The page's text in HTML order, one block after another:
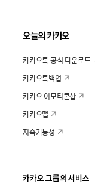
오늘의 카카오
카카오톡 공식 다운로드
카카오톡백업
카카오 이모티콘샵
카카오맵
지속가능성
카카오 그룹의 서비스